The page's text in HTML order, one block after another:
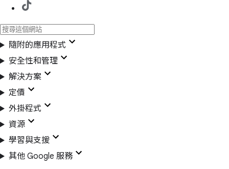
隨附的應用程式
安全性和管理
解決方案
定價
外掛程式
資源
學習與支援
其他 Google 服務